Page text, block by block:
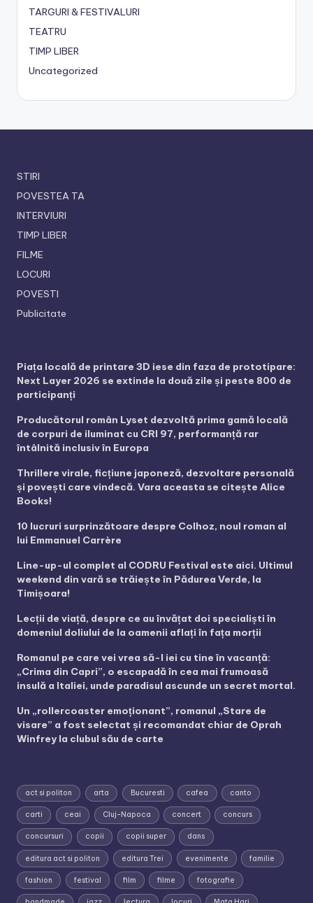
TARGURI & FESTIVALURI
TEATRU
TIMP LIBER
Uncategorized
STIRI
POVESTEA TA
INTERVIURI
TIMP LIBER
FILME
LOCURI
POVESTI
Publicitate
Piața locală de printare 3D iese din faza de prototipare:
Next Layer 2026 se extinde la două zile și peste 800 de
participanți
Producătorul român Lyset dezvoltă prima gamă locală
de corpuri de iluminat cu CRI 97, performanță rar
întâlnită inclusiv în Europa
Thrillere virale, ficțiune japoneză, dezvoltare personală
și povești care vindecă. Vara aceasta se citește Alice
Books!
10 lucruri surprinzătoare despre Colhoz, noul roman al
lui Emmanuel Carrère
Line-up-ul complet al CODRU Festival este aici. Ultimul
weekend din vară se trăiește în Pădurea Verde, la
Timișoara!
Lecții de viață, despre ce au învățat doi specialiști în
domeniul doliului de la oamenii aflați în fața morții
Romanul pe care vei vrea să-l iei cu tine în vacanță:
„Crima din Capri”, o escapadă în cea mai frumoasă
insulă a Italiei, unde paradisul ascunde un secret mortal.
Un „rollercoaster emoționant”, romanul „Stare de
visare” a fost selectat și recomandat chiar de Oprah
Winfrey la clubul său de carte
act si politon arta Bucuresti cafea canto
carti ceai Cluj-Napoca concert concurs
concursuri copii copii super dans
editura act si politon editura Trei evenimente familie
fashion festival film filme fotografie